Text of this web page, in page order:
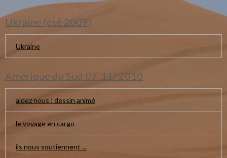
Ukraine (été 2009)
Ukraine
Amérique du Sud 07-11/ 2010
aidez nous : dessin animé
le voyage en cargo
ils nous soutiennent ...